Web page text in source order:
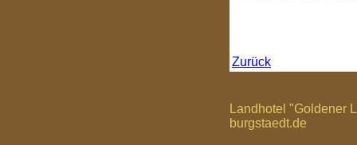
Zurück
Landhotel "Goldener
burgstaedt.de